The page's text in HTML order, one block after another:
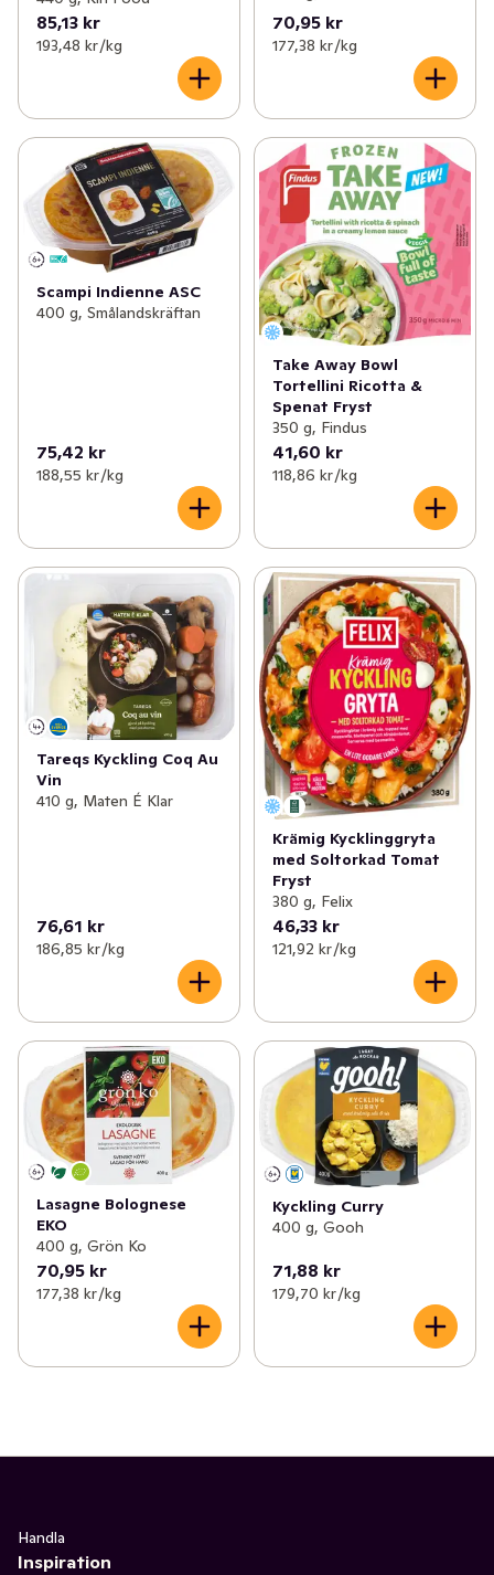
85,13 kr
193,48 kr /kg
70,95 kr
177,38 kr /kg
Scampi Indienne ASC
400 g, Smålandskräftan
75,42 kr
188,55 kr /kg
Take Away Bowl
Tortellini Ricotta &
Spenat Fryst
350 g, Findus
41,60 kr
118,86 kr /kg
Tareqs Kyckling Coq Au
Vin
410 g, Maten É Klar
76,61 kr
186,85 kr /kg
Krämig Kycklinggryta
med Soltorkad Tomat
Fryst
380 g, Felix
46,33 kr
121,92 kr /kg
Lasagne Bolognese
EKO
400 g, Grön Ko
70,95 kr
177,38 kr /kg
Kyckling Curry
400 g, Gooh
71,88 kr
179,70 kr /kg
Handla
Inspiration